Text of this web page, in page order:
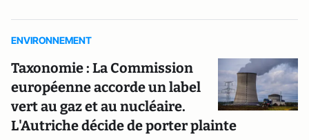
ENVIRONNEMENT
Taxonomie : La Commission
européenne accorde un label
vert au gaz et au nucléaire.
L'Autriche décide de porter plainte